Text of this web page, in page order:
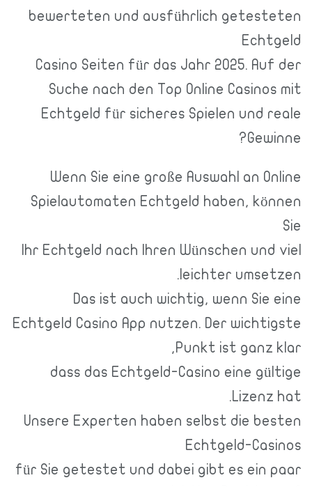
bewerteten und ausführlich
Casino Seiten für das Jahr 2025.
Suche nach den Top Online
Echtgeld für sicheres Spielen
Wenn Sie eine große Auswahl an
Spielautomaten Echtgeld haben,
Ihr Echtgeld nach Ihren Wünschen
leichter
Das ist auch wichtig, wenn
Echtgeld Casino App nutzen. Der
Punkt ist
dass das Echtgeld-Casino eine
Unsere Experten haben selbst die
Echtgeld-
für Sie getestet und dabei gibt es